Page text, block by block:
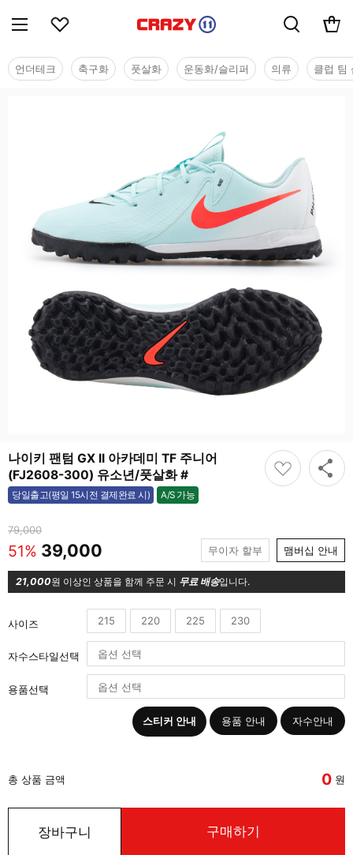
언더테크 축구화 풋살화 운동화/슬리퍼 의류 클럽 팀
나이키 팬텀 GX II 아카데미 TF 주니어
(FJ2608-300) 유소년/풋살화 #
당일출고(평일 15시전 결제완료 시) A/S 가능
가능
79,000
51% 39,000 무이자 할부 맴버십 안내
21,000원 이상인 상품을 함께 주문 시 무료 배송입니다.
사이즈 215 220 225 230
자수스타일선택
용품선택
스티커 안내 용품 안내 자수안내
총 상품 금액 0 원
장바구니 구매하기